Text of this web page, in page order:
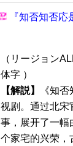
『知否知否
（リージョン
体字 ）
【解説】
《知
视剧。通过北宋
事，展开了一幅
个家宅的兴荣，